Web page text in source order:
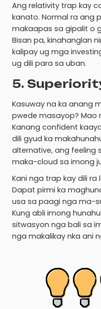
Ang relativity trap kay
kanato. Normal ra ang
makaapas sa gipalit o
Bisan pa, kinahanglan
kalipay ug mga
ug dili para sa uban.
5.
Kasuway na ka anang
pwede masayop? Mao
Kanang confident
dili gyud ka
alternative, ang feeling
maka-cloud sa imong
Kani nga trap kay dili
Dapat pirmi ka
usa sa paagi nga ma-
Kung abli imong
sitwasyon nga bali sa
nga makalikay nka ani